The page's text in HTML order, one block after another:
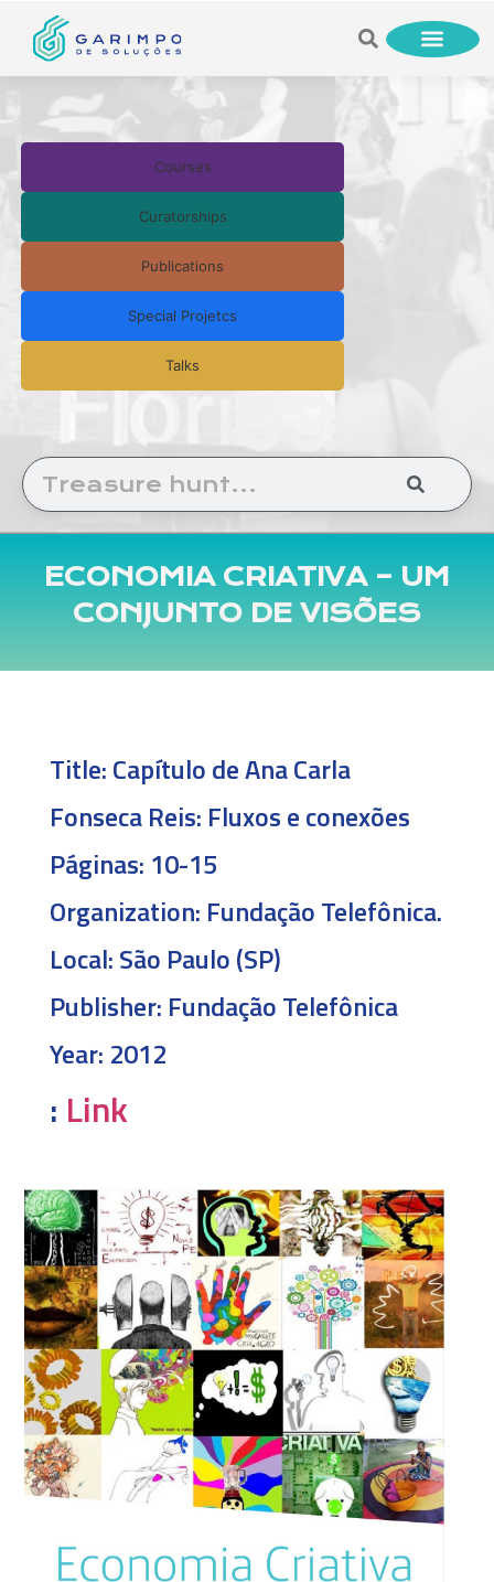
Courses
Curatorships
Publications
Special Projetcs
Talks
ECONOMIA CRIATIVA – UM
CONJUNTO DE VISÕES
Title:Capítulo de Ana Carla
Fonseca Reis: Fluxos e conexões
Páginas: 10-15
Organization: Fundação Telefônica.
Local:São Paulo (SP)
Publisher: Fundação Telefônica
Year: 2012
: Link